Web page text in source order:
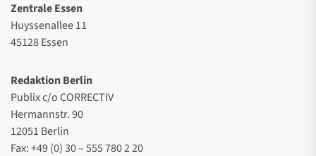
Zentrale Essen
Huyssenallee 11
45128 Essen
Redaktion Berlin
Publix c/o CORRECTIV
Hermannstr. 90
12051 Berlin
Fax: +49 (0) 30 – 555 780 2 20